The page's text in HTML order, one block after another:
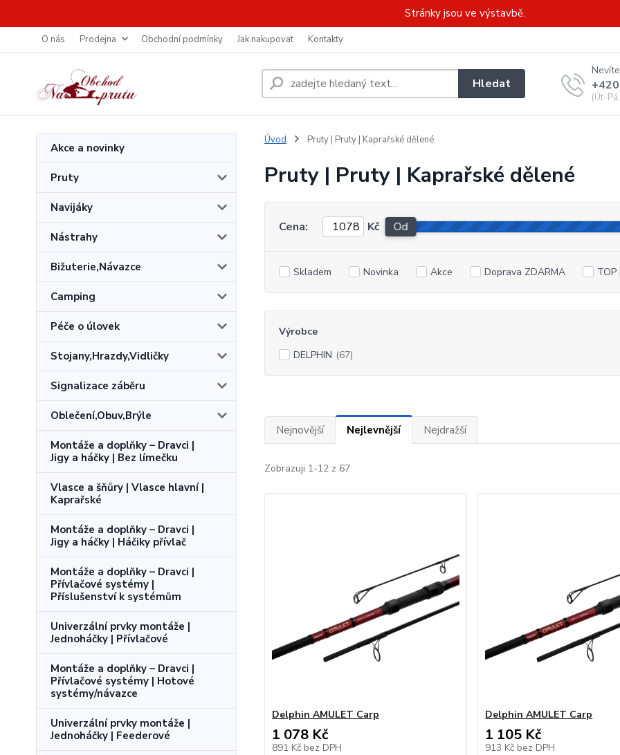
Stránky jsou ve výstavbě.
O nás Prodejna Obchodní podmínky Jak nakupovat Kontakty
Hledat
(Út-
Akce a novinky
Pruty
Navijáky
Nástrahy
Bižuterie,Návazce
Camping
Péče o úlovek
Stojany,Hrazdy,Vidličky
Signalizace záběru
Oblečení,Obuv,Brýle
Montáže a doplňky – Dravci |
Jigy a háčky | Bez límečku
Vlasce a šňůry | Vlasce hlavní |
Kaprařské
Montáže a doplňky – Dravci |
Jigy a háčky | Háčiky přívlač
Montáže a doplňky – Dravci |
Přívlačové systémy |
Příslušenství k systémům
Univerzální prvky montáže |
Jednoháčky | Přívlačové
Montáže a doplňky – Dravci |
Přívlačové systémy | Hotové
systémy/návazce
Univerzální prvky montáže |
Jednoháčky | Feederové
Úvod Pruty | Pruty | Kaprařské dělené
Pruty | Pruty | Kaprařské dělené
Cena: Kč Od
Skladem Novinka Akce Doprava ZDARMA
Výrobce
DELPHIN (67)
Nejnovější Nejlevnější Nejdražší
Zobrazuji 1-12 z 67
Delphin AMULET Carp
1 078 Kč
891 Kč bez DPH
Delphin AMULET Carp
1 105 Kč
913 Kč bez DPH